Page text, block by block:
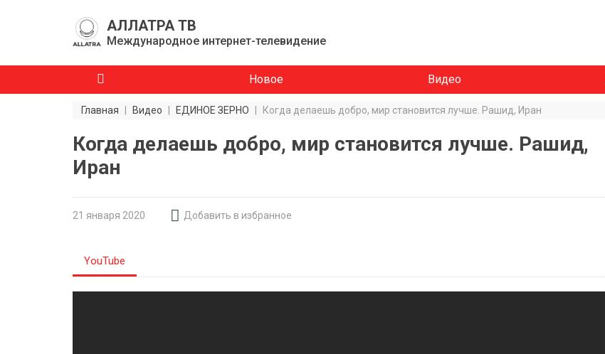
АЛЛАТРА ТВ
Международное интернет-телевидение
Новое Видео
Главная Видео ЕДИНОЕ ЗЕРНО Когда делаешь добро, мир становится лучше. Рашид, Иран
Когда делаешь добро, мир становится лучше. Рашид,
Иран
21 января 2020 Добавить в избранное
YouTube